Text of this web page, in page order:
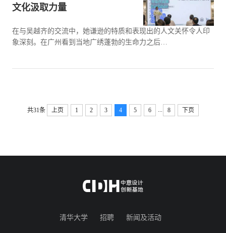
文化汲取力量
在与吴越齐的交流中，她谦逊的特质和表现出的人文关怀令人印
象深刻。在广州看到当地广绣蓬勃的生命力之后…
共31条 上页 1 2 3 4 5 6 ... 8 下页
清华大学 招聘 新闻及活动